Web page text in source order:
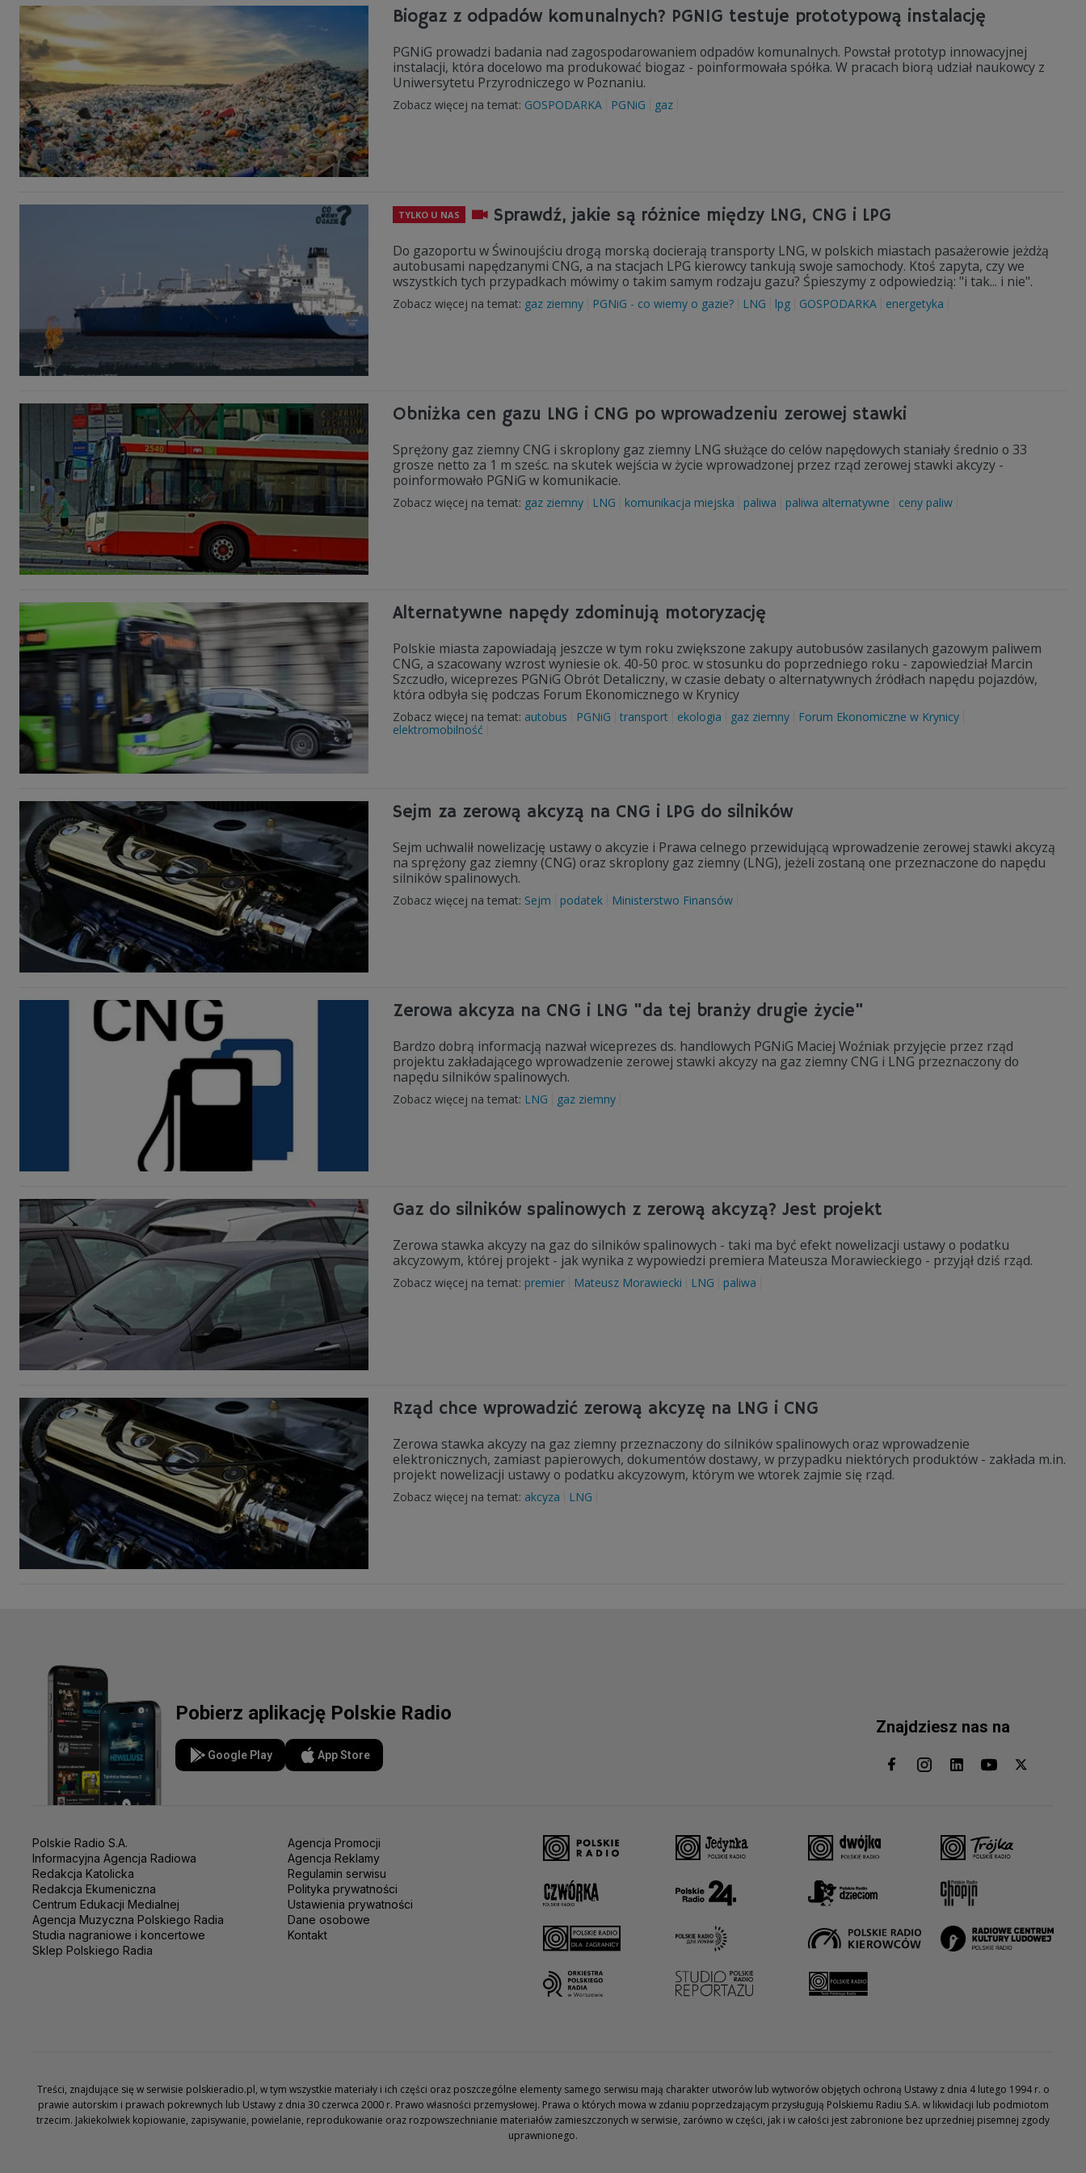
Biogaz z odpadów komunalnych? PGNIG testuje prototypową instalację
PGNiG prowadzi badania nad zagospodarowaniem odpadów komunalnych. Powstał prototyp innowacyjnej
instalacji, która docelowo ma produkować biogaz - poinformowała spółka. W pracach biorą udział naukowcy z
Uniwersytetu Przyrodniczego w Poznaniu.
Zobacz więcej na temat: GOSPODARKA PGNiG gaz
TYLKO U NAS Sprawdź, jakie są różnice między LNG, CNG i LPG
Do gazoportu w Świnoujściu drogą morską docierają transporty LNG, w polskich miastach pasażerowie jeżdżą
autobusami napędzanymi CNG, a na stacjach LPG kierowcy tankują swoje samochody. Ktoś zapyta, czy we
wszystkich tych przypadkach mówimy o takim samym rodzaju gazu? Śpieszymy z odpowiedzią: "i tak... i nie".
Zobacz więcej na temat: gaz ziemny PGNiG - co wiemy o gazie? LNG lpg GOSPODARKA energetyka
Obniżka cen gazu LNG i CNG po wprowadzeniu zerowej stawki
Sprężony gaz ziemny CNG i skroplony gaz ziemny LNG służące do celów napędowych staniały średnio o 33
grosze netto za 1 m sześc. na skutek wejścia w życie wprowadzonej przez rząd zerowej stawki akcyzy -
poinformowało PGNiG w komunikacie.
Zobacz więcej na temat: gaz ziemny LNG komunikacja miejska paliwa paliwa alternatywne ceny paliw
Alternatywne napędy zdominują motoryzację
Polskie miasta zapowiadają jeszcze w tym roku zwiększone zakupy autobusów zasilanych gazowym paliwem
CNG, a szacowany wzrost wyniesie ok. 40-50 proc. w stosunku do poprzedniego roku - zapowiedział Marcin
Szczudło, wiceprezes PGNiG Obrót Detaliczny, w czasie debaty o alternatywnych źródłach napędu pojazdów,
która odbyła się podczas Forum Ekonomicznego w Krynicy
Zobacz więcej na temat: autobus PGNiG transport ekologia gaz ziemny
Forum Ekonomiczne w Krynicy
elektromobilność
Sejm za zerową akcyzą na CNG i LPG do silników
Sejm uchwalił nowelizację ustawy o akcyzie i Prawa celnego przewidującą wprowadzenie zerowej stawki akcyzą
na sprężony gaz ziemny (CNG) oraz skroplony gaz ziemny (LNG), jeżeli zostaną one przeznaczone do napędu
silników spalinowych.
Zobacz więcej na temat: Sejm podatek Ministerstwo Finansów
Zerowa akcyza na CNG i LNG "da tej branży drugie życie"
Bardzo dobrą informacją nazwał wiceprezes ds. handlowych PGNiG Maciej Woźniak przyjęcie przez rząd
projektu zakładającego wprowadzenie zerowej stawki akcyzy na gaz ziemny CNG i LNG przeznaczony do
napędu silników spalinowych.
Zobacz więcej na temat: LNG gaz ziemny
Gaz do silników spalinowych z zerową akcyzą? Jest projekt
Zerowa stawka akcyzy na gaz do silników spalinowych - taki ma być efekt nowelizacji ustawy o podatku
akcyzowym, której projekt - jak wynika z wypowiedzi premiera Mateusza Morawieckiego - przyjął dziś rząd.
Zobacz więcej na temat: premier Mateusz Morawiecki LNG paliwa
Rząd chce wprowadzić zerową akcyzę na LNG i CNG
Zerowa stawka akcyzy na gaz ziemny przeznaczony do silników spalinowych oraz wprowadzenie
elektronicznych, zamiast papierowych, dokumentów dostawy, w przypadku niektórych produktów - zakłada m.in.
projekt nowelizacji ustawy o podatku akcyzowym, którym we wtorek zajmie się rząd.
Zobacz więcej na temat: akcyza LNG
Pobierz aplikację Polskie Radio
Google Play App Store
Znajdziesz nas na
Polskie Radio S.A.
Informacyjna Agencja Radiowa
Redakcja Katolicka
Redakcja Ekumeniczna
Centrum Edukacji Medialnej
Agencja Muzyczna Polskiego Radia
Studia nagraniowe i koncertowe
Sklep Polskiego Radia
Agencja Promocji
Agencja Reklamy
Regulamin serwisu
Polityka prywatności
Ustawienia prywatności
Dane osobowe
Kontakt
Treści, znajdujące się w serwisie polskieradio.pl, w tym wszystkie materiały i ich części oraz poszczególne elementy samego serwisu mają charakter utworów lub wytworów objętych ochroną Ustawy z dnia 4 lutego 1994 r. o
prawie autorskim i prawach pokrewnych lub Ustawy z dnia 30 czerwca 2000 r. Prawo własności przemysłowej. Prawa o których mowa w zdaniu poprzedzającym przysługują Polskiemu Radiu S.A. w likwidacji lub podmiotom
trzecim. Jakiekolwiek kopiowanie, zapisywanie, powielanie, reprodukowanie oraz rozpowszechnianie materiałów zamieszczonych w serwisie, zarówno w części, jak i w całości jest zabronione bez uprzedniej pisemnej zgody
uprawnionego.